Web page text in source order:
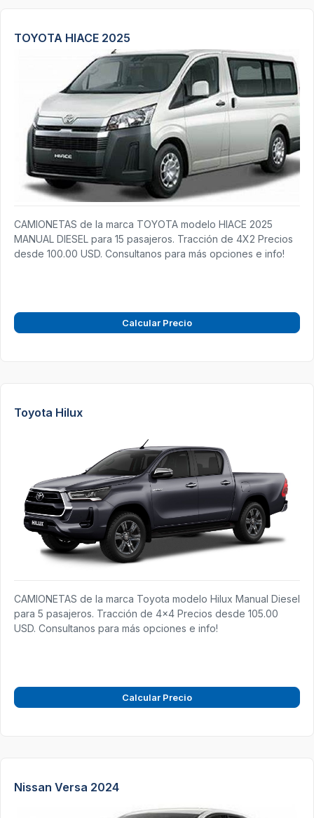
TOYOTA HIACE 2025
CAMIONETAS de la marca TOYOTA modelo HIACE 2025
MANUAL DIESEL para 15 pasajeros. Tracción de 4X2 Precios
desde 100.00 USD. Consultanos para más opciones e info!
Calcular Precio
Toyota Hilux
CAMIONETAS de la marca Toyota modelo Hilux Manual Diesel
para 5 pasajeros. Tracción de 4x4 Precios desde 105.00
USD. Consultanos para más opciones e info!
Calcular Precio
Nissan Versa 2024